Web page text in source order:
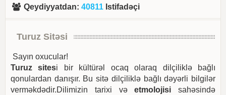
Qeydiyyatdan:40811 Istifadəçi
Turuz Sitəsi
Sayın oxucular!
Turuz sitesi bir kültürəl ocaq olaraq dilçiliklə bağlı
qonulardan danışır. Bu sitə dilçiliklə bağlı dəyərli bilgilər
verməkdədir.Dilimizin tarixi vəetmolojisi sahəsində